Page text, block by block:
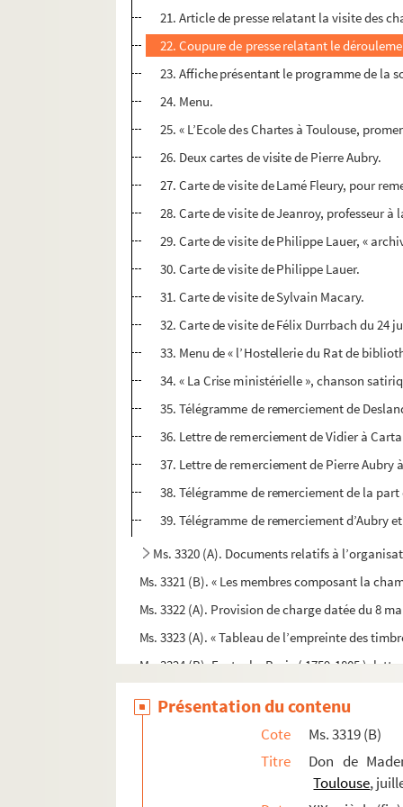
21. Article de presse relatant la visite des
22. Coupure de presse relatant le
23. Affiche présentant le programme de la
24. Menu.
25. « L’Ecole des Chartes à Toulouse,
26. Deux cartes de visite de Pierre Aubry.
27. Carte de visite de Lamé Fleury, pour
28. Carte de visite de Jeanroy, professeur
29. Carte de visite de Philippe Lauer, «
30. Carte de visite de Philippe Lauer.
31. Carte de visite de Sylvain Macary.
32. Carte de visite de Félix Durrbach du 24
33. Menu de « l’Hostellerie du Rat de
34. « La Crise ministérielle », chanson
35. Télégramme de remerciement de
36. Lettre de remerciement de Vidier à
37. Lettre de remerciement de Pierre
38. Télégramme de remerciement de la part
39. Télégramme de remerciement d’Aubry
Ms. 3320 (A). Documents relatifs à
Ms. 3321 (B). « Les membres composant la
Ms. 3322 (A). Provision de charge datée du 8
Ms. 3323 (A). « Tableau de l’empreinte des
Ms. 3324 (B). Eustache Bruix ( 1759-1805 ),
Ms. 3326 (C). Amable de Chambon, lettre à
Ms. 3328 (B). Ecole Saint Rémézy à Toulouse
Présentation du contenu
Cote
Ms. 3319 (B)
Titre
Don de
Toulouse,